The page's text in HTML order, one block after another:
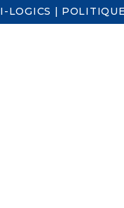
I-LOGICS |